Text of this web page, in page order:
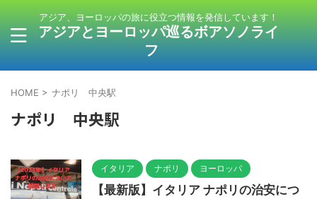
アジア、ヨーロッパの旅に役立つ情報を発信しています！
アジアとヨーロッパ巡るボアソノライ
フ
HOME > ナポリ 中央駅
ナポリ 中央駅
イタリア ナポリ ヨーロッパ
【最新版】イタリア ナポリの治安につ